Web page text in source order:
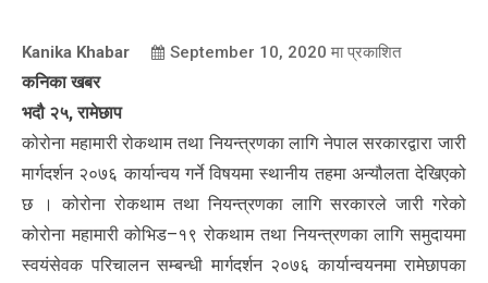
Kanika Khabar September 10, 2020 मा प्रकाशित
कनिका खबर
भदौ २५, रामेछाप
कोरोना महामारी रोकथाम तथा नियन्त्रणका लागि नेपाल सरकारद्वारा जारी
मार्गदर्शन २०७६ कार्यान्वय गर्ने विषयमा स्थानीय तहमा अन्यौलता देखिएको
छ । कोरोना रोकथाम तथा नियन्त्रणका लागि सरकारले जारी गरेको
कोरोना महामारी कोभिड–१९ रोकथाम तथा नियन्त्रणका लागि समुदायमा
स्वयंसेवक परिचालन सम्बन्धी मार्गदर्शन २०७६ कार्यान्वयनमा रामेछापका